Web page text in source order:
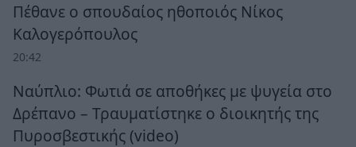
Πέθανε ο σπουδαίος ηθοποιός Νίκος
Καλογερόπουλος
20:42
Ναύπλιο: Φωτιά σε αποθήκες με ψυγεία στο
Δρέπανο – Τραυματίστηκε ο διοικητής της
Πυροσβεστικής (video)